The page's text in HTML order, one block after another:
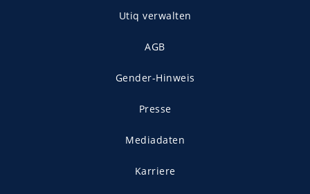
Utiq verwalten
AGB
Gender-Hinweis
Presse
Mediadaten
Karriere